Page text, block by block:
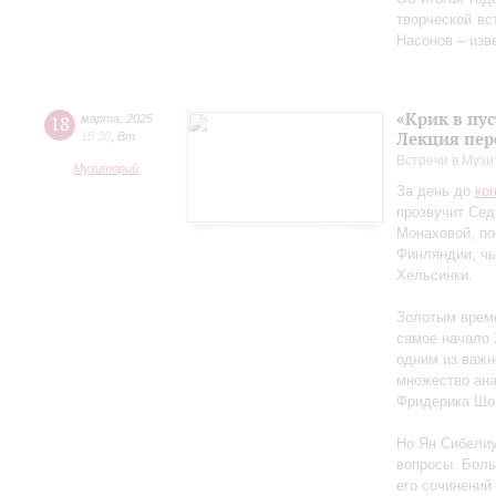
творческой
Насонов –
18 марта
2025
18:30 Вт
Музиторий
«Крик в
Лекция
Встречи в
За день до
прозвучит
Монаховой,
Финляндии,
Хельсинки.
Золотым
самое начало
одним из
множество
Фридерика
Но Ян
вопросы.
его